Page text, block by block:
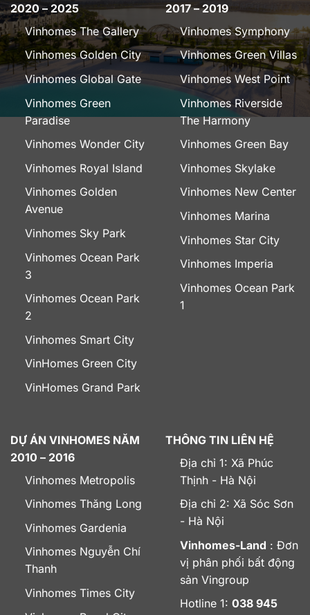
2020 – 2025
Vinhomes The Gallery
Vinhomes Golden City
Vinhomes Global Gate
Vinhomes Green
Paradise
Vinhomes Wonder City
Vinhomes Royal Island
Vinhomes Golden
Avenue
Vinhomes Sky Park
Vinhomes Ocean Park
3
Vinhomes Ocean Park
2
Vinhomes Smart City
VinHomes Green City
VinHomes Grand Park
2017 – 2019
Vinhomes Symphony
Vinhomes Green Villas
Vinhomes West Point
Vinhomes Riverside
The Harmony
Vinhomes Green Bay
Vinhomes Skylake
Vinhomes New Center
Vinhomes Marina
Vinhomes Star City
Vinhomes Imperia
Vinhomes Ocean Park
1
DỰ ÁN VINHOMES NĂM
2010 – 2016
Vinhomes Metropolis
Vinhomes Thăng Long
Vinhomes Gardenia
Vinhomes Nguyễn Chí
Thanh
Vinhomes Times City
THÔNG TIN LIÊN HỆ
Địa chỉ 1: Xã Phúc
Thịnh - Hà Nội
Địa chỉ 2: Xã Sóc Sơn
- Hà Nội
Vinhomes-Land : Đơn
vị phân phối bất động
sản Vingroup
Hotline 1: 038 945